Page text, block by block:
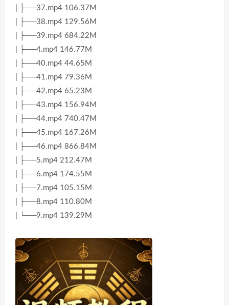
| ├──37.mp4 106.37M
| ├──38.mp4 129.56M
| ├──39.mp4 684.22M
| ├──4.mp4 146.77M
| ├──40.mp4 44.65M
| ├──41.mp4 79.36M
| ├──42.mp4 65.23M
| ├──43.mp4 156.94M
| ├──44.mp4 740.47M
| ├──45.mp4 167.26M
| ├──46.mp4 866.84M
| ├──5.mp4 212.47M
| ├──6.mp4 174.55M
| ├──7.mp4 105.15M
| ├──8.mp4 110.80M
| └──9.mp4 139.29M